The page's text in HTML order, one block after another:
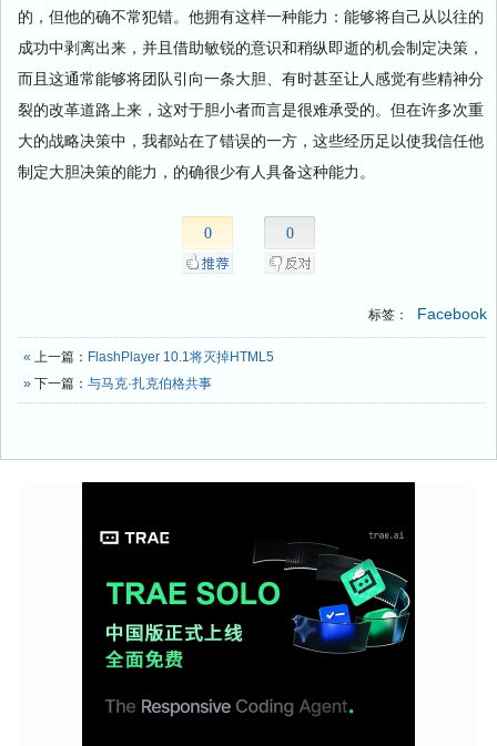
的，但他的确不常犯错。他拥有这样一种能力：能够将自己从以往的
成功中剥离出来，并且借助敏锐的意识和稍纵即逝的机会制定决策，
而且这通常能够将团队引向一条大胆、有时甚至让人感觉有些精神分
裂的改革道路上来，这对于胆小者而言是很难承受的。但在许多次重
大的战略决策中，我都站在了错误的一方，这些经历足以使我信任他
制定大胆决策的能力，的确很少有人具备这种能力。
0 0
标签： Facebook
« 上一篇： FlashPlayer 10.1将灭掉HTML5
» 下一篇： 与马克·扎克伯格共事